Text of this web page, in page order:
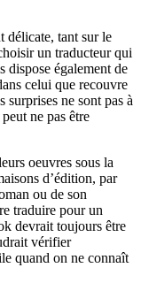
délicate, tant sur le
un traducteur qui
dispose également de
celui que recouvre
surprises ne sont pas à
ne pas être
oeuvres sous la
d’édition, par
ou de son
traduire pour un
devrait toujours être
vérifier
quand on ne connaît